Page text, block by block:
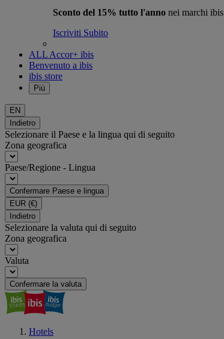
Sconto del 15% tutto l'anno nei marchi ibis
Iscriviti Subito
ALL Accor+ ibis
Benvenuto a ibis
ibis store
Più
EN
Indietro
Selezionare il Paese e la lingua qui di seguito
Zona geografica
Paese/Regione - Lingua
Confermare Paese e lingua
EUR (€)
Indietro
Selezionare la valuta qui di seguito
Zona geografica
Valuta
Confermare la valuta
Hotels